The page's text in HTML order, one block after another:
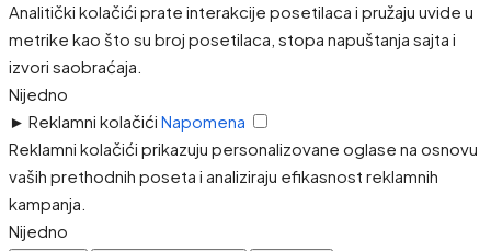
Analitički kolačići prate interakcije posetilaca i pružaju uvide u
metrike kao što su broj posetilaca, stopa napuštanja sajta i
izvori saobraćaja.
Nijedno
► Reklamni kolačići Napomena
Reklamni kolačići prikazuju personalizovane oglase na osnovu
vaših prethodnih poseta i analiziraju efikasnost reklamnih
kampanja.
Nijedno